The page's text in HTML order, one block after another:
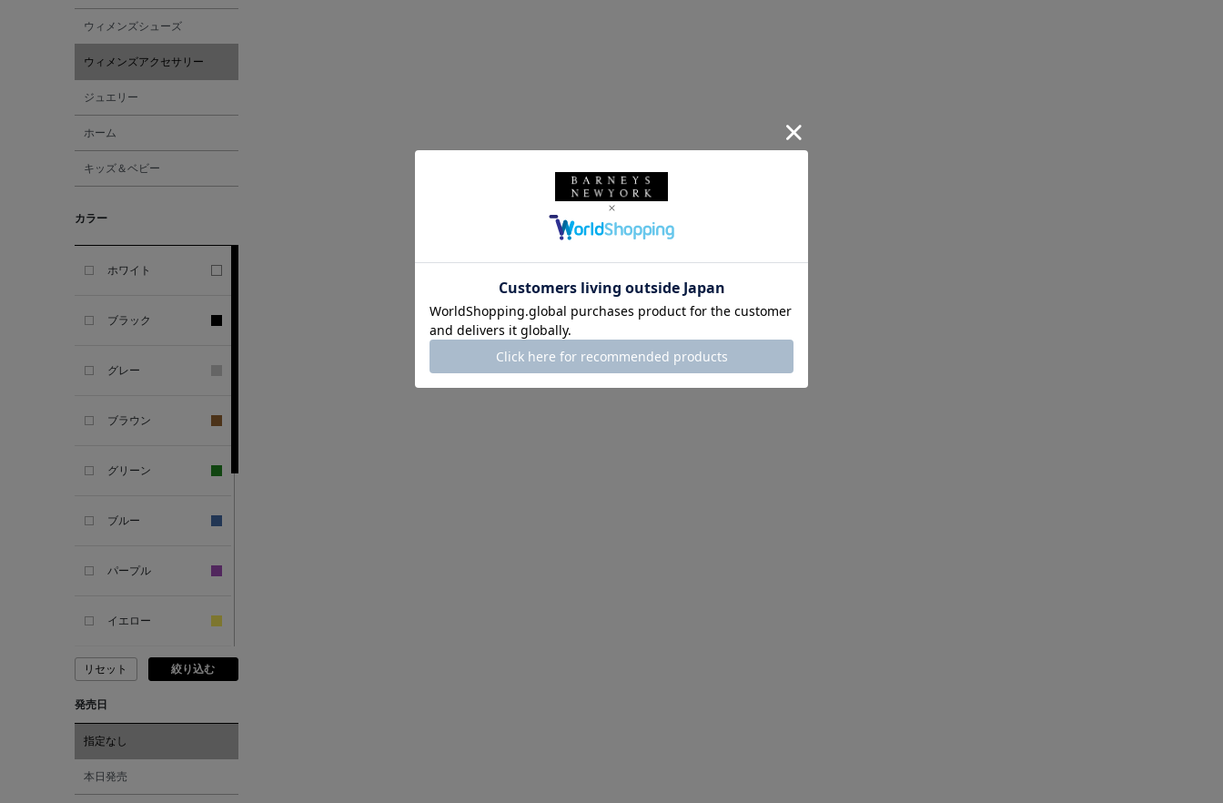
ALPO
ALTEA
AMOMENTO
ANCIENT GREEK
ATELIER AMBOISE
ウィメンズシューズ
ウィメンズアクセサリー
ジュエリー
ホーム
キッズ＆ベビー
カラー
ホワイト
ブラック
グレー
ブラウン
グリーン
ブルー
パープル
イエロー
ピンク
レッド
オレンジ
リセット 絞り込む
発売日
指定なし
本日発売